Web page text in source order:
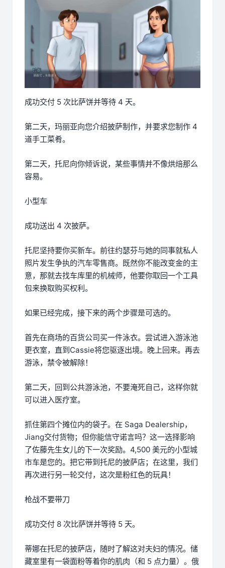
成功交付 5 次比萨饼并等待 4 天。
第二天，玛丽亚向您介绍披萨制作，并要求您制作 4
道手工菜肴。
第二天，托尼向你倾诉说，某些事情并不像烘焙那么
容易。
小型车
成功送出 4 次披萨。
托尼坚持要你买新车。前往约瑟芬与她的同事就私人
照片发生争执的汽车零售商。既然你不能改变金的主
意，那就去找车库里的机械师，他要你取回一个工具
包来换取购买权利。
如果已经完成，接下来的两个步骤是可选的。
首先在商场的百货公司买一件泳衣。尝试进入游泳池
更衣室，直到Cassie将您驱逐出境。晚上回来。再去
游泳，禁令被解除！
第二天，回到公共游泳池，不要淹死自己，这样你就
可以进入医疗室。
抓住第四个摊位内的袋子。在 Saga Dealership，
Jiang交付货物；但你能信守诺言吗？这一选择影响
了佐藤先生女儿的下一次奖励。4,500 美元的小型城
市车是您的。把它带到托尼的披萨店；在这里，我们
再次进行另一轮交付，这次是粉红色的玩具！
枪战不要带刀
成功交付 8 次比萨饼并等待 5 天。
蒂娜在托尼的披萨店，随时了解这对夫妇的情况。储
藏室里有一袋面粉等着你的肌肉（和 5 点力量）。俄